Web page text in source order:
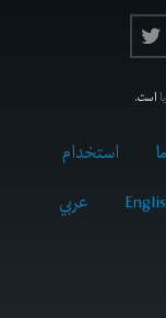
است.
استخدام
عربي